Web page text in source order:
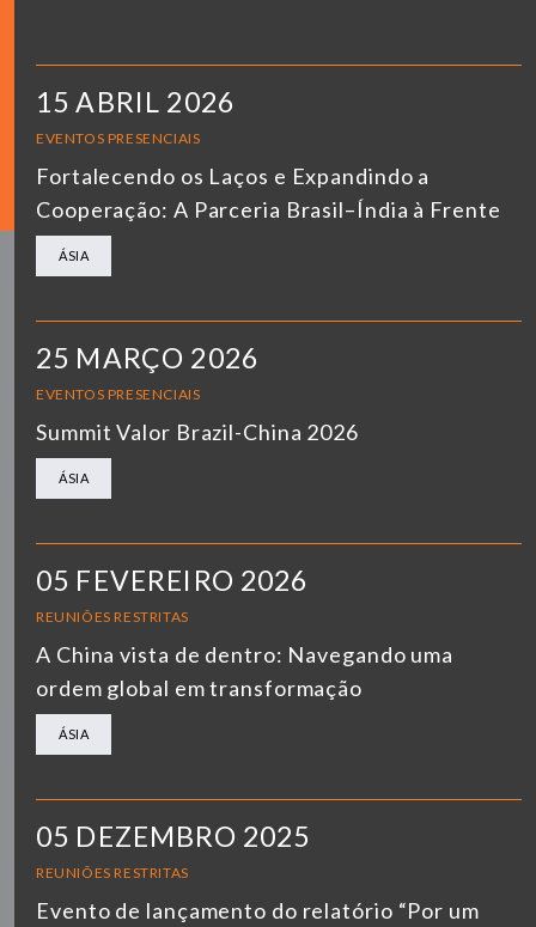
15 ABRIL 2026
EVENTOS PRESENCIAIS
Fortalecendo os Laços e Expandindo a
Cooperação: A Parceria Brasil–Índia à Frente
ÁSIA
25 MARÇO 2026
EVENTOS PRESENCIAIS
Summit Valor Brazil-China 2026
ÁSIA
05 FEVEREIRO 2026
REUNIÕES RESTRITAS
A China vista de dentro: Navegando uma
ordem global em transformação
ÁSIA
05 DEZEMBRO 2025
REUNIÕES RESTRITAS
Evento de lançamento do relatório “Por um